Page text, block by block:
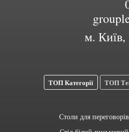
м.
ТОП Категорії ТОП
Столи для переговорів